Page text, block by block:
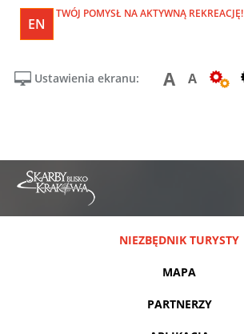
EN
TWÓJ POMYSŁ NA AKTYWNĄ REKREACJĘ!
Ustawienia ekranu: A A
NIEZBĘDNIK TURYSTY
MAPA
PARTNERZY